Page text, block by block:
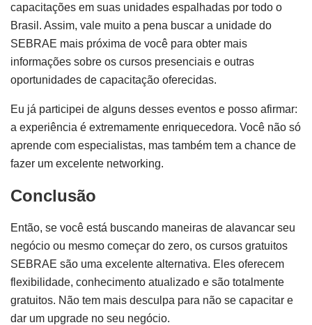
capacitações em suas unidades espalhadas por todo o
Brasil. Assim, vale muito a pena buscar a unidade do
SEBRAE mais próxima de você para obter mais
informações sobre os cursos presenciais e outras
oportunidades de capacitação oferecidas.
Eu já participei de alguns desses eventos e posso afirmar:
a experiência é extremamente enriquecedora. Você não só
aprende com especialistas, mas também tem a chance de
fazer um excelente networking.
Conclusão
Então, se você está buscando maneiras de alavancar seu
negócio ou mesmo começar do zero, os cursos gratuitos
SEBRAE são uma excelente alternativa. Eles oferecem
flexibilidade, conhecimento atualizado e são totalmente
gratuitos. Não tem mais desculpa para não se capacitar e
dar um upgrade no seu negócio.